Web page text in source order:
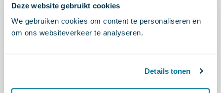
Deze website gebruikt cookies
We gebruiken cookies om content te personaliseren en
om ons websiteverkeer te analyseren.
Details tonen
wanneer het
mbo, hbo en
universitair
weer